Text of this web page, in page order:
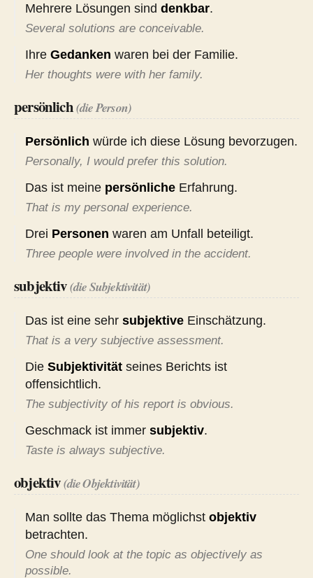
Mehrere Lösungen sind denkbar.
Several solutions are conceivable.
Ihre Gedanken waren bei der Familie.
Her thoughts were with her family.
persönlich(die Person)
Persönlich würde ich diese Lösung bevorzugen.
Personally, I would prefer this solution.
Das ist meine persönliche Erfahrung.
That is my personal experience.
Drei Personen waren am Unfall beteiligt.
Three people were involved in the accident.
subjektiv(die Subjektivität)
Das ist eine sehr subjektive Einschätzung.
That is a very subjective assessment.
Die Subjektivität seines Berichts ist
offensichtlich.
The subjectivity of his report is obvious.
Geschmack ist immer subjektiv.
Taste is always subjective.
objektiv(die Objektivität)
Man sollte das Thema möglichst objektiv
betrachten.
One should look at the topic as objectively as
possible.